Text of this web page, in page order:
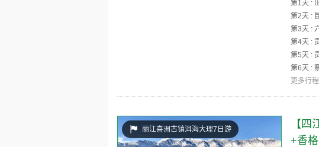
第1天 :
第2天 :
第3天 :
第4天 :
第5天 :
第6天 :
更多行程
丽江喜洲古镇洱海大理7日游
【
+香